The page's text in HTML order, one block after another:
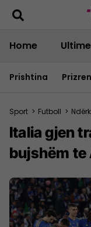
Home Ultime
Prishtina
Sport > Futboll >
Italia gjen
bujshëm